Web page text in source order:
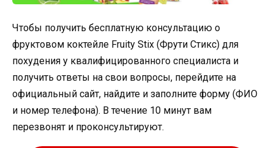
Чтобы получить бесплатную консультацию о
фруктовом коктейле Fruity Stix (Фрути Стикс) для
похудения у квалифицированного специалиста и
получить ответы на свои вопросы, перейдите на
официальный сайт, найдите и заполните форму (ФИО
и номер телефона). В течение 10 минут вам
перезвонят и проконсультируют.